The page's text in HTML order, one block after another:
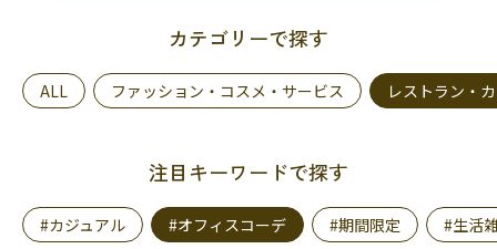
カテゴリーで探す
ALL ファッション・コスメ・サービス レストラン・
注目キーワードで探す
#カジュアル #オフィスコーデ #期間限定 #生活